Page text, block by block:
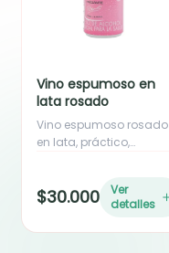
Vino espumoso en
lata rosado
Vino espumoso rosado
en lata, práctico,
cualquier detalle o
$30.000
Ver
detalles